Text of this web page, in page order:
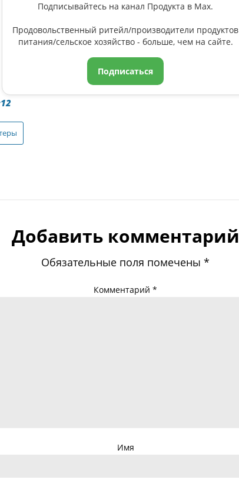
Подписывайтесь на канал Продукта в Max.
Продовольственный ритейл/производители продуктов
питания/сельское хозяйство - больше, чем на сайте.
Подписаться
Добавить комментарий
Обязательные поля помечены*
Комментарий*
Имя